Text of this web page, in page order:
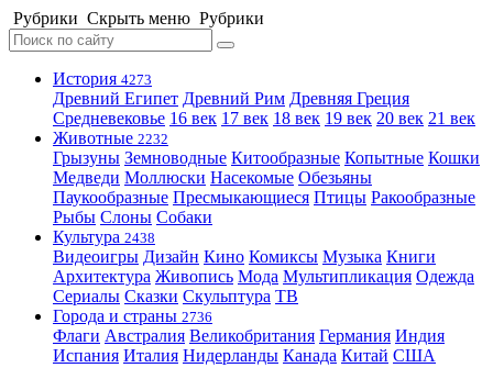
Рубрики Скрыть меню Рубрики
История 4273
Древний Египет Древний Рим Древняя Греция
Средневековье 16 век 17 век 18 век 19 век 20 век 21 век
Животные 2232
Грызуны Земноводные Китообразные Копытные Кошки
Медведи Моллюски Насекомые Обезьяны
Паукообразные Пресмыкающиеся Птицы Ракообразные
Рыбы Слоны Собаки
Культура 2438
Видеоигры Дизайн Кино Комиксы Музыка Книги
Архитектура Живопись Мода Мультипликация Одежда
Сериалы Сказки Скульптура ТВ
Города и страны 2736
Флаги Австралия Великобритания Германия Индия
Испания Италия Нидерланды Канада Китай США